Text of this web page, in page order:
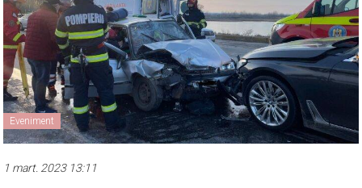
Eveniment
1 mart. 2023 13:11